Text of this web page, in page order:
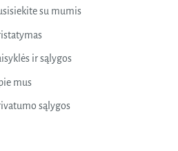
su mumis
ir sąlygos
mus
sąlygos